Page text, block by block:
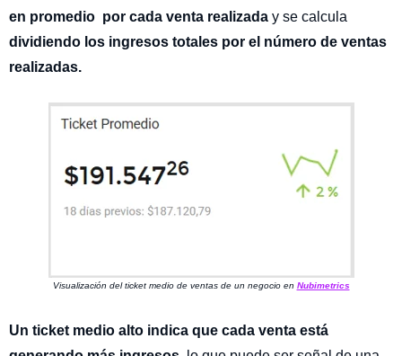
en promedio por cada venta realizada y se calcula
dividiendo los ingresos totales por el número de ventas
realizadas.
Visualización del ticket medio de ventas de un negocio en Nubimetrics
Un ticket medio alto indica que cada venta está